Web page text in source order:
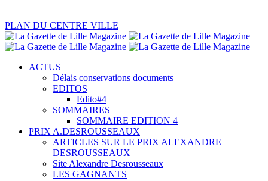
PLAN DU CENTRE VILLE
ACTUS
Délais conservations documents
EDITOS
Edito#4
SOMMAIRES
SOMMAIRE EDITION 4
PRIX A.DESROUSSEAUX
ARTICLES SUR LE PRIX ALEXANDRE
DESROUSSEAUX
Site Alexandre Desrousseaux
LES GAGNANTS